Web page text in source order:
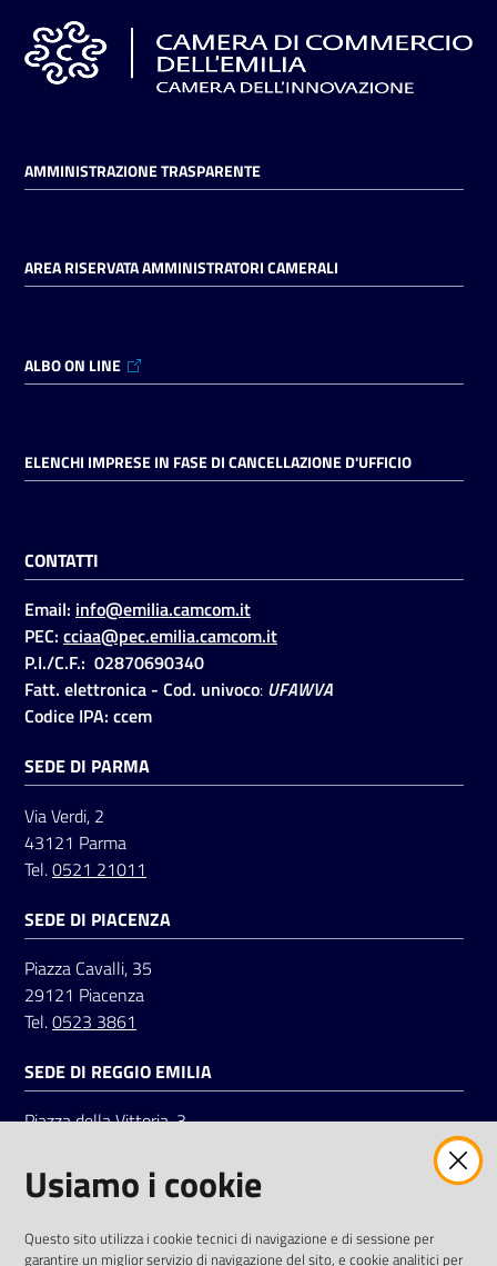
AMMINISTRAZIONE TRASPARENTE
AREA RISERVATA AMMINISTRATORI CAMERALI
ALBO ON LINE
ELENCHI IMPRESE IN FASE DI CANCELLAZIONE D'UFFICIO
CONTATTI
Email: info@emilia.camcom.it
PEC: cciaa@pec.emilia.camcom.it
P.I./C.F.: 02870690340
Fatt. elettronica - Cod. univoco: UFAWVA
Codice IPA: ccem
SEDE DI PARMA
Via Verdi, 2
43121 Parma
Tel.0521 21011
SEDE DI PIACENZA
Piazza Cavalli, 35
29121 Piacenza
Tel.0523 3861
SEDE DI REGGIO EMILIA
Piazza della Vittoria, 3
Tel.0522 7961
Usiamo i cookie
Questo sito utilizza i cookie tecnici di navigazione e di sessione per
garantire un miglior servizio di navigazione del sito, e cookie analitici per